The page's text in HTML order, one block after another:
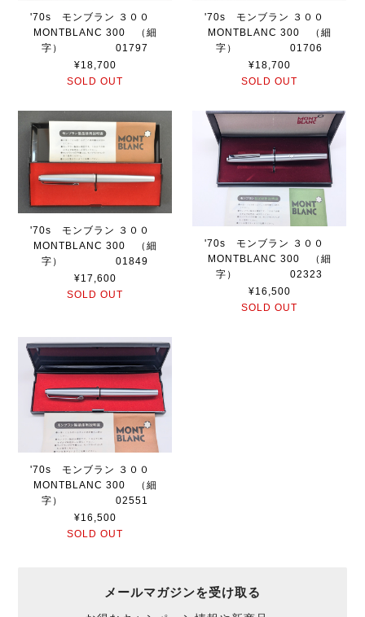
'70s モンブラン ３００
MONTBLANC 300 （細
字） 01797
¥18,700
SOLD OUT
'70s モンブラン ３００
MONTBLANC 300 （細
字） 01706
¥18,700
SOLD OUT
'70s モンブラン ３００
MONTBLANC 300 （細
字） 01849
¥17,600
SOLD OUT
'70s モンブラン ３００
MONTBLANC 300 （細
字） 02323
¥16,500
SOLD OUT
'70s モンブラン ３００
MONTBLANC 300 （細
字） 02551
¥16,500
SOLD OUT
メールマガジンを受け取る